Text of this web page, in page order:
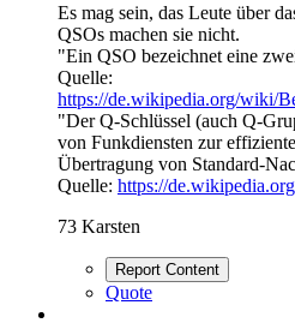
Es mag sein, das Leute über
QSOs machen sie nicht.
"Ein QSO bezeichnet eine
Quelle:
https://de.wikipedia.org/wiki/
"Der Q-Schlüssel (auch Q-
von Funkdiensten zur
Übertragung von Standard-
Quelle: https://
73 Karsten
Report Content
Quote